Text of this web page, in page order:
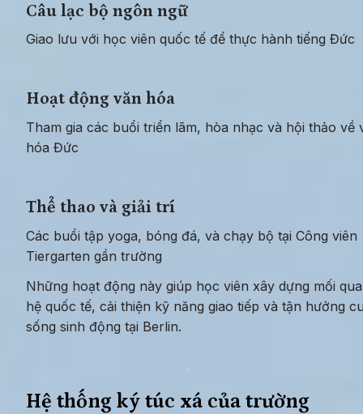
Câu lạc bộ ngôn ngữ
Giao lưu với học viên quốc tế để thực hành tiếng Đức
Hoạt động văn hóa
Tham gia các buổi triển lãm, hòa nhạc và hội thảo về
hóa Đức
Thể thao và giải trí
Các buổi tập yoga, bóng đá, và chạy bộ tại Công viên
Tiergarten gần trường
Những hoạt động này giúp học viên xây dựng mối
hệ quốc tế, cải thiện kỹ năng giao tiếp và tận hưởng
sống sinh động tại Berlin.
Hệ thống ký túc xá của trường